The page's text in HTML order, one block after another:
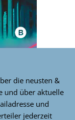
die neusten &
und über aktuelle
und
jederzeit